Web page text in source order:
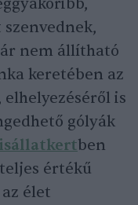
nem állítható
keretében az
is
gólyák
ben
értékű
élet